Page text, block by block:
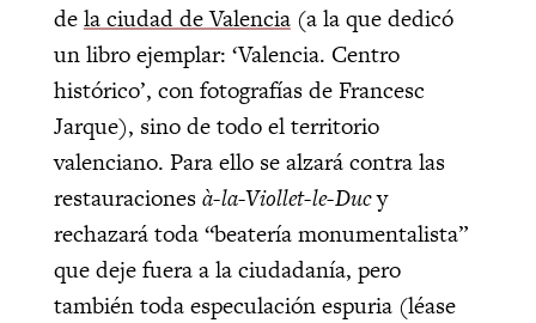
dela ciudad de Valencia(a la que dedicó
un libro ejemplar: ‘Valencia. Centro
histórico’, con fotografías de Francesc
Jarque), sino de todo el territorio
valenciano. Para ello se alzará contra las
restauracionesà-la-Viollet-le-Ducy
rechazará toda “beatería monumentalista”
que deje fuera a la ciudadanía, pero
también toda especulación espuria (léase